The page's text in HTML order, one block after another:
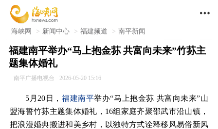

海峡网 > 新闻中心 > 福建频道 > 南平新闻
福建南平举办“马上抱金荪 共富向未来”竹荪主
题集体婚礼
南平广播电视台 2026-05-20 15:16
5月20日， 福建南平举办“马上抱金荪 共富向未来”山
盟海誓竹荪主题集体婚礼，16组家庭齐聚邵武市沿山镇，
把浪漫婚典搬进和美乡村，以独特方式诠释移风易俗新风